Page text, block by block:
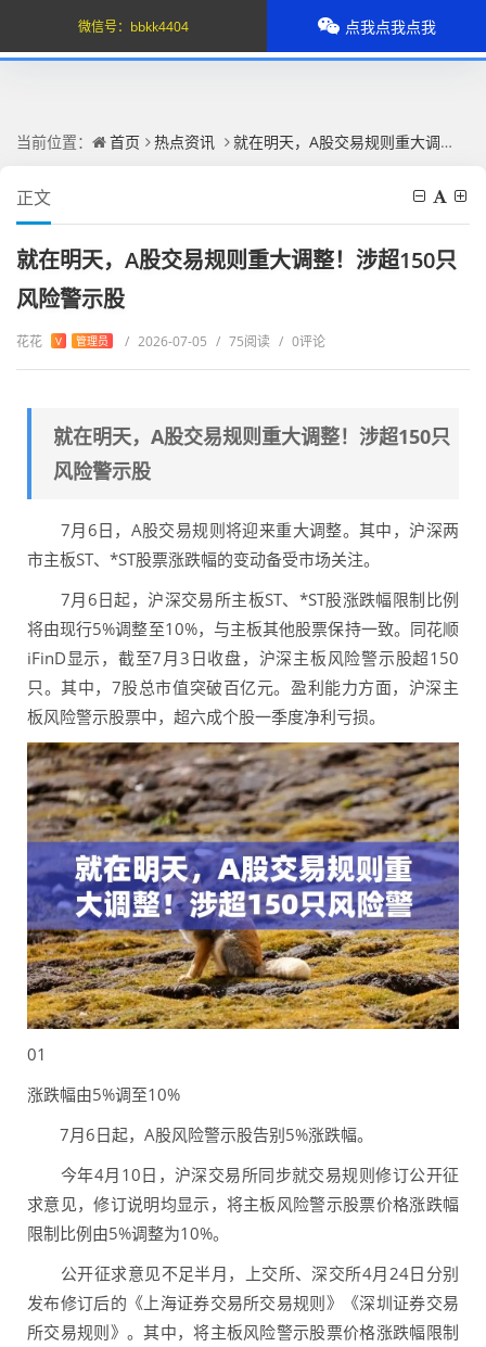
当前位置： 首页 热点资讯 就在明天，A股交易规则重大调整！涉超150只风险警示股
正文
就在明天，A股交易规则重大调整！涉超150只
风险警示股
花花 V 管理员 / 2026-07-05 / 75阅读 / 0评论
就在明天，A股交易规则重大调整！涉超150只
风险警示股
7月6日，A股交易规则将迎来重大调整。其中，沪深两
市主板ST、*ST股票涨跌幅的变动备受市场关注。
7月6日起，沪深交易所主板ST、*ST股涨跌幅限制比例
将由现行5%调整至10%，与主板其他股票保持一致。同花顺
iFinD显示，截至7月3日收盘，沪深主板风险警示股超150
只。其中，7股总市值突破百亿元。盈利能力方面，沪深主
板风险警示股票中，超六成个股一季度净利亏损。
01
涨跌幅由5%调至10%
7月6日起，A股风险警示股告别5%涨跌幅。
今年4月10日，沪深交易所同步就交易规则修订公开征
求意见，修订说明均显示，将主板风险警示股票价格涨跌幅
限制比例由5%调整为10%。
公开征求意见不足半月，上交所、深交所4月24日分别
发布修订后的《上海证券交易所交易规则》《深圳证券交易
所交易规则》。其中，将主板风险警示股票价格涨跌幅限制
微信号： bbkk4404 点我点我点我